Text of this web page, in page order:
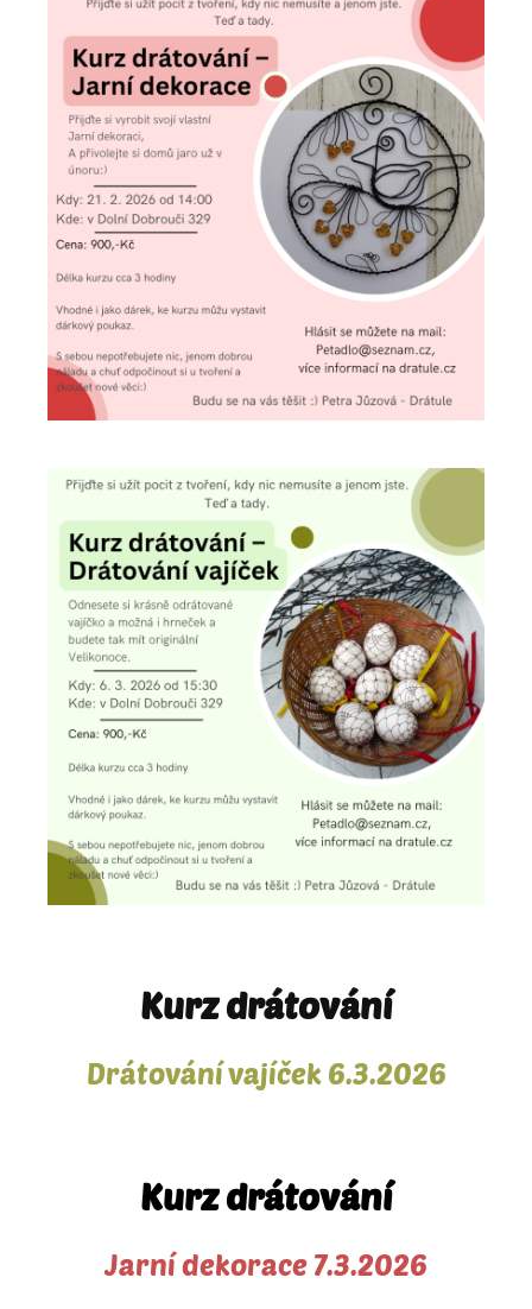
Kurz drátování
Drátování vajíček 6.3.2026
Kurz drátování
Jarní dekorace 7.3.2026